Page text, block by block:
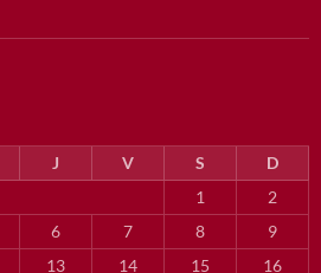
J V S
D
1
2
6 7 8
9
13 14 15 16